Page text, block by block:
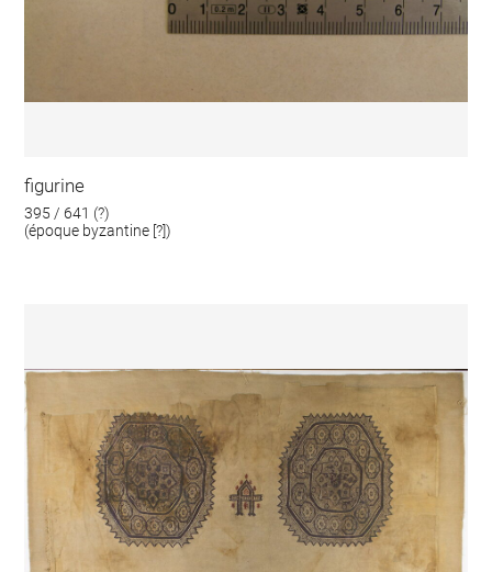
figurine
395 / 641 (?)
(époque byzantine [?])